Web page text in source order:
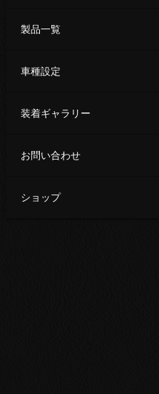
製品一覧
車種設定
装着ギャラリー
お問い合わせ
ショップ